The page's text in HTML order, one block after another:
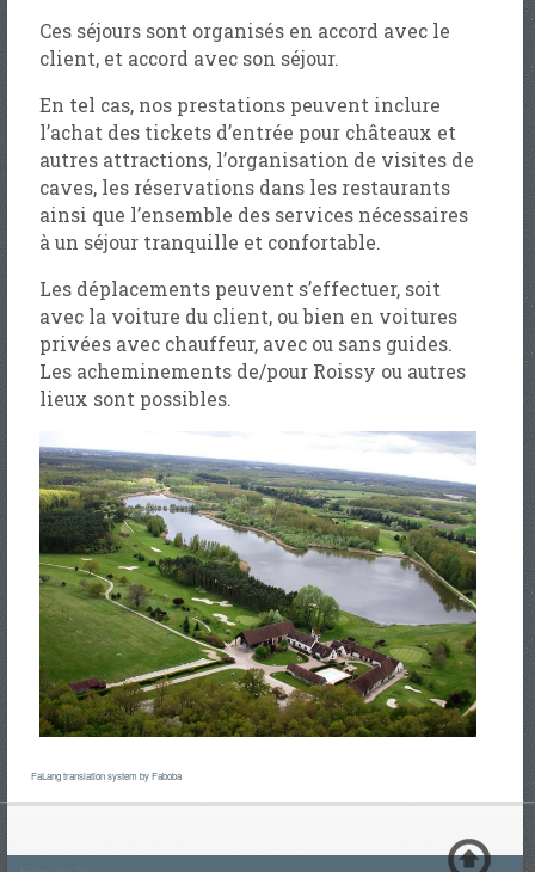
Ces séjours sont organisés en accord avec le
client, et accord avec son séjour.
En tel cas, nos prestations peuvent inclure
l’achat des tickets d’entrée pour châteaux et
autres attractions, l’organisation de visites de
caves, les réservations dans les restaurants
ainsi que l’ensemble des services nécessaires
à un séjour tranquille et confortable.
Les déplacements peuvent s’effectuer, soit
avec la voiture du client, ou bien en voitures
privées avec chauffeur, avec ou sans guides.
Les acheminements de/pour Roissy ou autres
lieux sont possibles.
FaLang translation system by Faboba